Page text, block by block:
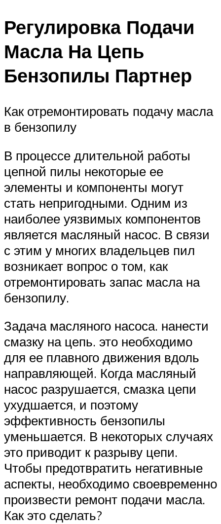
Регулировка Подачи
Масла На Цепь
Бензопилы Партнер
Как отремонтировать подачу масла
в бензопилу
В процессе длительной работы
цепной пилы некоторые ее
элементы и компоненты могут
стать непригодными. Одним из
наиболее уязвимых компонентов
является масляный насос. В связи
с этим у многих владельцев пил
возникает вопрос о том, как
отремонтировать запас масла на
бензопилу.
Задача масляного насоса. нанести
смазку на цепь. это необходимо
для ее плавного движения вдоль
направляющей. Когда масляный
насос разрушается, смазка цепи
ухудшается, и поэтому
эффективность бензопилы
уменьшается. В некоторых случаях
это приводит к разрыву цепи.
Чтобы предотвратить негативные
аспекты, необходимо своевременно
произвести ремонт подачи масла.
Как это сделать?